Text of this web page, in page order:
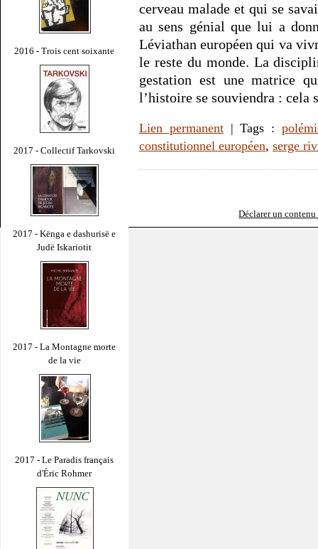
2016 - Trois cent soixante
2017 - Collectif Tarkovski
2017 - Kënga e dashurisë e
Judë Iskariotit
2017 - La Montagne morte
de la vie
2017 - Le Paradis français
d'Éric Rohmer
cerveau malade et qui se
au sens génial que lui a
Léviathan européen qui va
le reste du monde. La
gestation est une matrice
l’histoire se souviendra : cela
Lien permanent| Tags :
constitutionnel européen, serge
Déclarer un